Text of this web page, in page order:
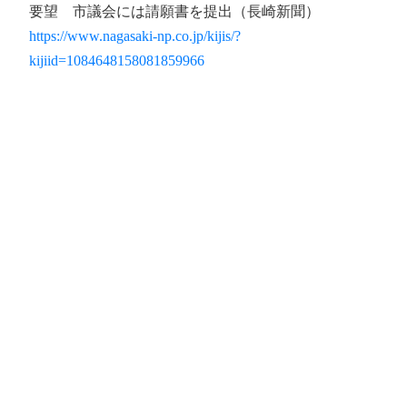
要望 市議会には請願書を提出（長崎新聞）
https://www.nagasaki-np.co.jp/kijis/?
kijiid=1084648158081859966